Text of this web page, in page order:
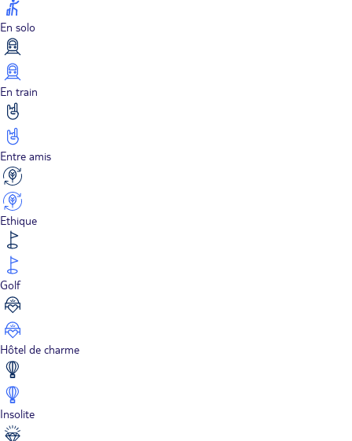
En solo
En train
Entre amis
Ethique
Golf
Hôtel de charme
Insolite